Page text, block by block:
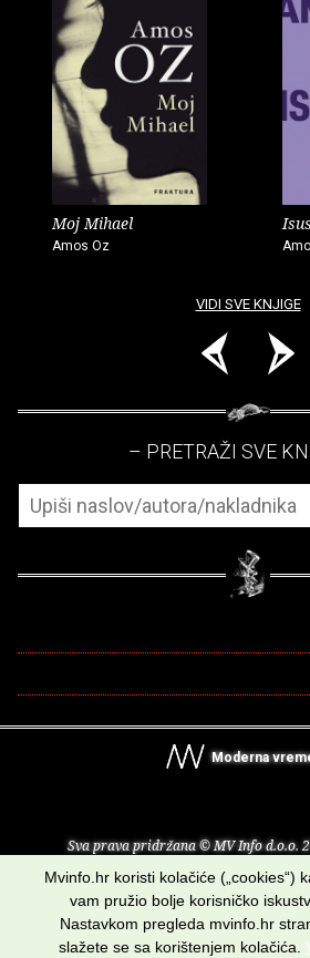
Moj Mihael
Amos Oz
VIDI SVE KNJIGE
– PRETRAŽI SVE
Moderna
Sva prava pridržana © MV Info d.o.o.
Uvjeti korištenja
Potraži nas na:
Mvinfo.hr koristi kolačiće („cookies“)
vam pružio bolje korisničko
Nastavkom pregleda mvinfo.hr
slažete se sa korištenjem kolačića.